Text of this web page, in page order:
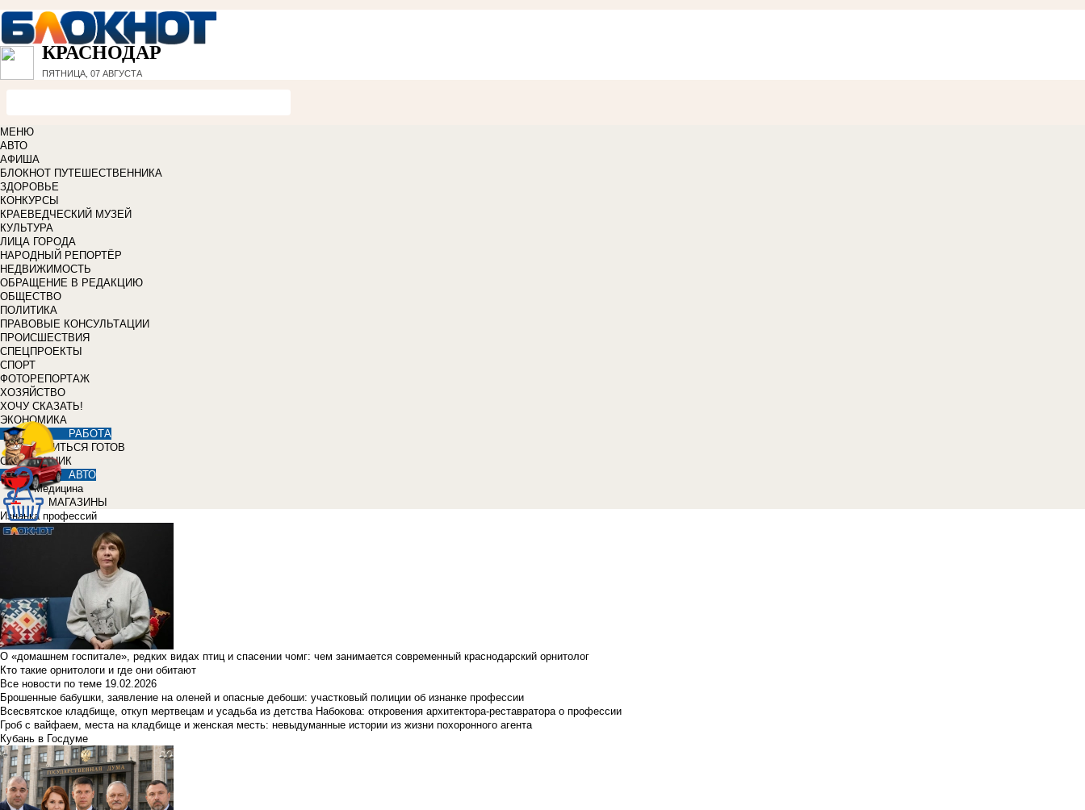
КРАСНОДАР
ПЯТНИЦА, 07 АВГУСТА
МЕНЮ
АВТО
АФИША
БЛОКНОТ ПУТЕШЕСТВЕННИКА
ЗДОРОВЬЕ
КОНКУРСЫ
КРАЕВЕДЧЕСКИЙ МУЗЕЙ
КУЛЬТУРА
ЛИЦА ГОРОДА
НАРОДНЫЙ РЕПОРТЁР
НЕДВИЖИМОСТЬ
ОБРАЩЕНИЕ В РЕДАКЦИЮ
ОБЩЕСТВО
ПОЛИТИКА
ПРАВОВЫЕ КОНСУЛЬТАЦИИ
ПРОИСШЕСТВИЯ
СПЕЦПРОЕКТЫ
СПОРТ
ФОТОРЕПОРТАЖ
ХОЗЯЙСТВО
ХОЧУ СКАЗАТЬ!
ЭКОНОМИКА
РАБОТА
УЧИТЬСЯ ГОТОВ
СПРАВОЧНИК
АВТО
Медицина
МАГАЗИНЫ
Изнанка профессий
О «домашнем госпитале», редких видах птиц и спасении чомг: чем занимается современный краснодарский орнитолог
Кто такие орнитологи и где они обитают
Все новости по теме 19.02.2026
Брошенные бабушки, заявление на оленей и опасные дебоши: участковый полиции об изнанке профессии
Всесвятское кладбище, откуп мертвецам и усадьба из детства Набокова: откровения архитектора-реставратора о профессии
Гроб с вайфаем, места на кладбище и женская месть: невыдуманные истории из жизни похоронного агента
Кубань в Госдуме